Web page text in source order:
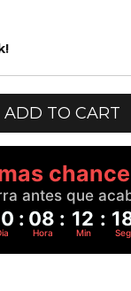
antes que
: 08 : 12 :
Hora Min Seg